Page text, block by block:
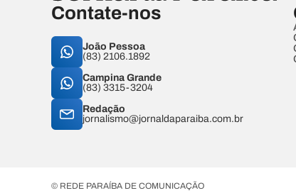
Contate-nos
João Pessoa
(83) 2106.1892
Campina Grande
(83) 3315-3204
Redação
jornalismo@jornaldaparaiba.com.br
© REDE PARAÍBA DE COMUNICAÇÃO